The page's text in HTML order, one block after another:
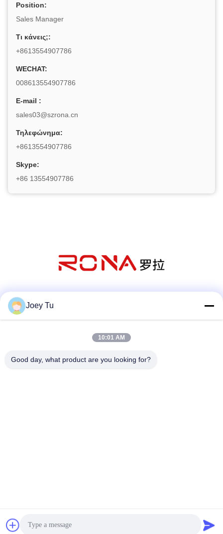
Position:
Sales Manager
Τι κάνεις;:
+8613554907786
WECHAT:
008613554907786
Ε-mail :
sales03@szrona.cn
Τηλεφώνημα:
+8613554907786
Skype:
+86 13554907786
Προμηθευτής. 2016-2026 Shenzhen Rona Intelligent Technology
Co., Ltd . Διατηρούνται όλα τα πνευματικά δικαιώματα.
Joey Tu
10:01 AM
Good day, what product are you looking for?